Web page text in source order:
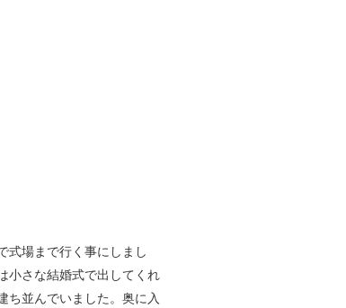
式場まで行く事にしまし
小さな結婚式で出してくれ
ち並んでいました。奥に入